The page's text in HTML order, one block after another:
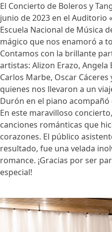
El Concierto de Boleros y
junio de 2023 en el Auditorio
Escuela Nacional de Música
mágico que nos enamoró a
Contamos con la brillante
artistas: Alizon Erazo, Angela
Carlos Marbe, Oscar Cáceres
quienes nos llevaron a un
Durón en el piano
En este maravilloso
canciones románticas que
corazones. El público
resultado, fue una velada
romance. ¡Gracias por ser
especial!